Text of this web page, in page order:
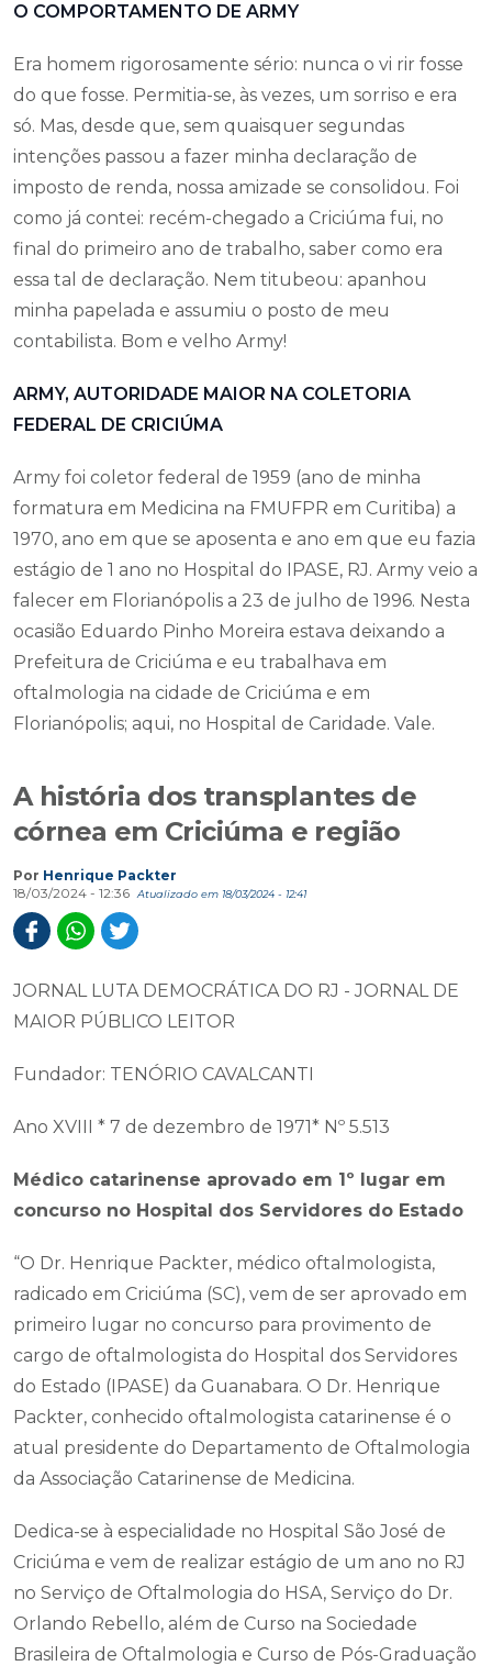
O COMPORTAMENTO DE ARMY
Era homem rigorosamente sério: nunca o vi rir fosse
do que fosse. Permitia-se, às vezes, um sorriso e era
só. Mas, desde que, sem quaisquer segundas
intenções passou a fazer minha declaração de
imposto de renda, nossa amizade se consolidou. Foi
como já contei: recém-chegado a Criciúma fui, no
final do primeiro ano de trabalho, saber como era
essa tal de declaração. Nem titubeou: apanhou
minha papelada e assumiu o posto de meu
contabilista. Bom e velho Army!
ARMY, AUTORIDADE MAIOR NA COLETORIA
FEDERAL DE CRICIÚMA
Army foi coletor federal de 1959 (ano de minha
formatura em Medicina na FMUFPR em Curitiba) a
1970, ano em que se aposenta e ano em que eu fazia
estágio de 1 ano no Hospital do IPASE, RJ. Army veio a
falecer em Florianópolis a 23 de julho de 1996. Nesta
ocasião Eduardo Pinho Moreira estava deixando a
Prefeitura de Criciúma e eu trabalhava em
oftalmologia na cidade de Criciúma e em
Florianópolis; aqui, no Hospital de Caridade. Vale.
A história dos transplantes de
córnea em Criciúma e região
Por Henrique Packter
18/03/2024 - 12:36
Atualizado em 18/03/2024 - 12:41
JORNAL LUTA DEMOCRÁTICA DO RJ - JORNAL DE
MAIOR PÚBLICO LEITOR
Fundador: TENÓRIO CAVALCANTI
Ano XVIII * 7 de dezembro de 1971* Nº 5.513
Médico catarinense aprovado em 1º lugar em
concurso no Hospital dos Servidores do Estado
“O Dr. Henrique Packter, médico oftalmologista,
radicado em Criciúma (SC), vem de ser aprovado em
primeiro lugar no concurso para provimento de
cargo de oftalmologista do Hospital dos Servidores
do Estado (IPASE) da Guanabara. O Dr. Henrique
Packter, conhecido oftalmologista catarinense é o
atual presidente do Departamento de Oftalmologia
da Associação Catarinense de Medicina.
Dedica-se à especialidade no Hospital São José de
Criciúma e vem de realizar estágio de um ano no RJ
no Serviço de Oftalmologia do HSA, Serviço do Dr.
Orlando Rebello, além de Curso na Sociedade
Brasileira de Oftalmologia e Curso de Pós-Graduação